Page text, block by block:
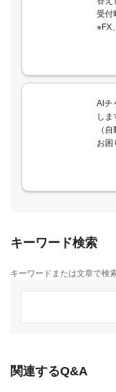
受付
※FX
AIチ
しま
（
お困
キーワード検索
キーワードまたは文章で検
関連するQ&A